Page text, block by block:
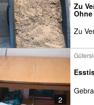
Zu
Zu
2